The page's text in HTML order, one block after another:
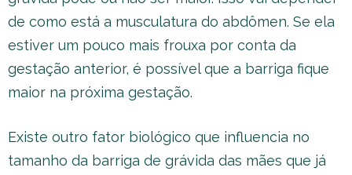
de como está a musculatura do abdômen. Se ela
estiver um pouco mais frouxa por conta da
gestação anterior, é possível que a barriga fique
maior na próxima gestação.
Existe outro fator biológico que influencia no
tamanho da barriga de grávida das mães que já